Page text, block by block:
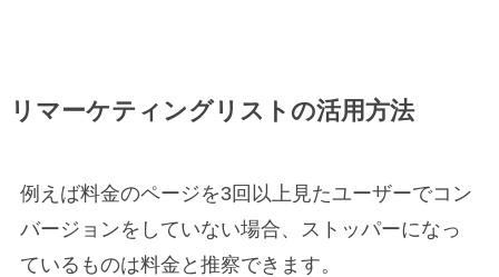
リマーケティングリストの活用方法
例えば料金のページを3回以上見たユーザーでコン
バージョンをしていない場合、ストッパーになっ
ているものは料金と推察できます。